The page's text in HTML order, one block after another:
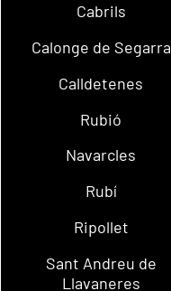
Cabrils
Calonge de Segarra
Calldetenes
Rubió
Navarcles
Rubí
Ripollet
Sant Andreu de
Llavaneres